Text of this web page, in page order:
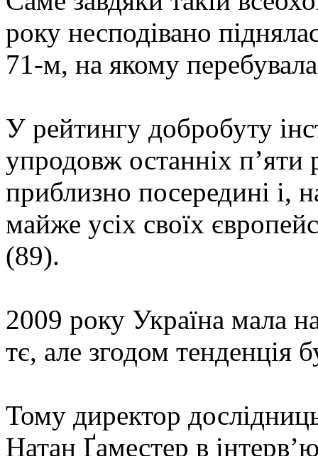
року несподівано
71-м, на якому
У рейтингу добробуту
упродовж останніх п’яти
приблизно посередині і,
майже усіх своїх
(89).
2009 року Україна мала
тє, але згодом тенденція
Тому директор
Натан Ґаместер в